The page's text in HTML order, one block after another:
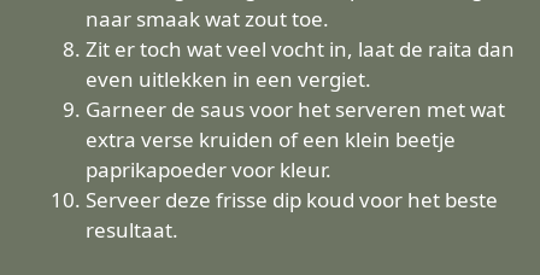
naar smaak wat zout toe.
Zit er toch wat veel vocht in, laat de raita dan
even uitlekken in een vergiet.
Garneer de saus voor het serveren met wat
extra verse kruiden of een klein beetje
paprikapoeder voor kleur.
Serveer deze frisse dip koud voor het beste
resultaat.